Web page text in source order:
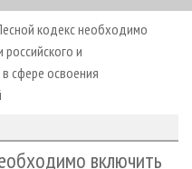
кодекс необходимо
и
сфере освоения
включить